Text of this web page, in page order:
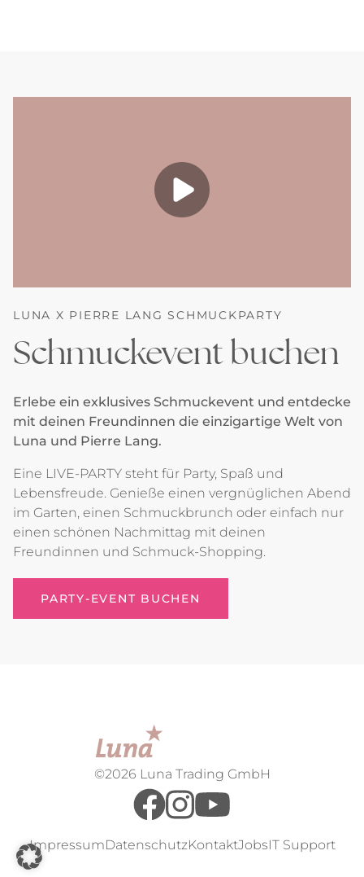
LUNA X PIERRE LANG SCHMUCKPARTY
Schmuckevent buchen
Erlebe ein exklusives Schmuckevent und entdecke
mit deinen Freundinnen die einzigartige Welt von
Luna und Pierre Lang.
Eine LIVE-PARTY steht für Party, Spaß und
Lebensfreude. Genieße einen vergnüglichen Abend
im Garten, einen Schmuckbrunch oder einfach nur
einen schönen Nachmittag mit deinen
Freundinnen und Schmuck-Shopping.
PARTY-EVENT BUCHEN
©2026 Luna Trading GmbH
ImpressumDatenschutzKontaktJobsIT Support